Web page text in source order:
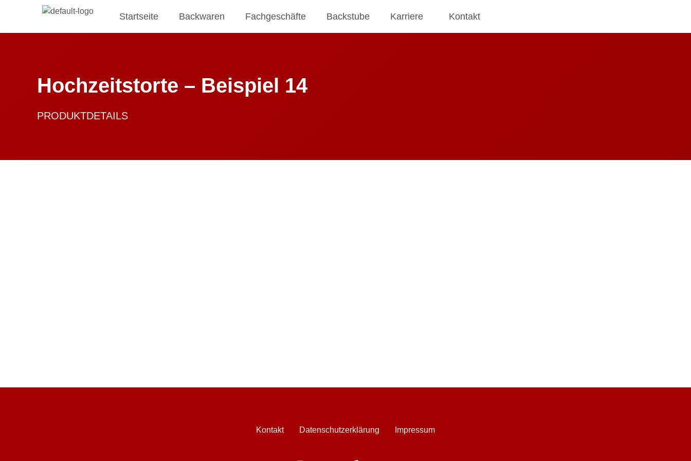
Startseite Backwaren Fachgeschäfte Backstube Karriere Kontakt
Hochzeitstorte – Beispiel 14
PRODUKTDETAILS
Kontakt Datenschutzerklärung Impressum